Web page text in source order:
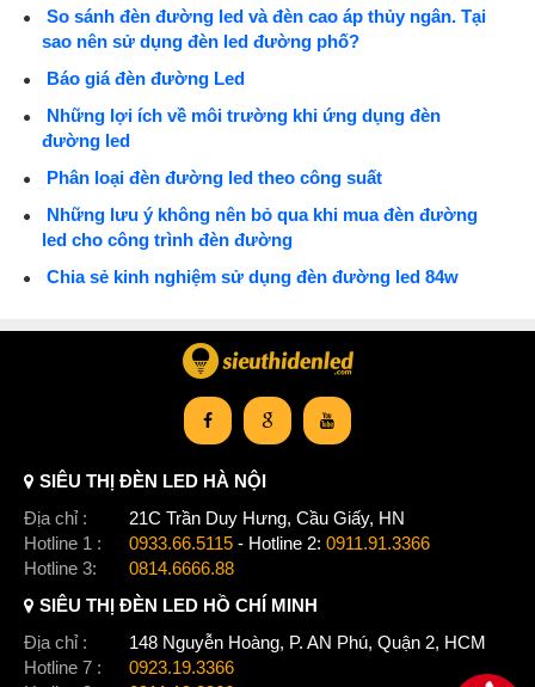
So sánh đèn đường led và đèn cao áp thủy ngân. Tại
sao nên sử dụng đèn led đường phố?
Báo giá đèn đường Led
Những lợi ích về môi trường khi ứng dụng đèn
đường led
Phân loại đèn đường led theo công suất
Những lưu ý không nên bỏ qua khi mua đèn đường
led cho công trình đèn đường
Chia sẻ kinh nghiệm sử dụng đèn đường led 84w
SIÊU THỊ ĐÈN LED HÀ NỘI
Địa chỉ :
21C Trần Duy Hưng, Cầu Giấy, HN
Hotline 1 :
0933.66.5115 - Hotline 2: 0911.91.3366
Hotline 3:
0814.6666.88
SIÊU THỊ ĐÈN LED HỒ CHÍ MINH
Địa chỉ :
148 Nguyễn Hoàng, P. AN Phú, Quận 2, HCM
Hotline 7 :
0923.19.3366